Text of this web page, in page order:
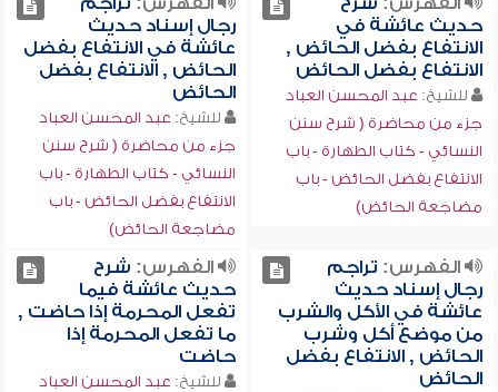
حديث عائشة في
الانتفاع بفضل الحائض ,
الانتفاع بفضل الحائض
للشيخ: عبد المحسن العباد
جزء من محاضرة ( شرح سنن
النسائي - كتاب الطهارة - باب
الانتفاع بفضل الحائض - باب
مضاجعة الحائض)
رجال إسناد حديث
عائشة في الانتفاع بفضل
الحائض , الانتفاع بفضل
الحائض
للشيخ: عبد المحسن العباد
جزء من محاضرة ( شرح سنن
النسائي - كتاب الطهارة - باب
الانتفاع بفضل الحائض - باب
مضاجعة الحائض)
الفهرس: تراجم
رجال إسناد حديث
عائشة في الأكل والشرب
من موضع أكل وشرب
الحائض , الانتفاع بفضل
الحائض
الفهرس: شرح
حديث عائشة فيما
تفعل المحرمة إذا حاضت ,
ما تفعل المحرمة إذا
حاضت
للشيخ: عبد المحسن العباد